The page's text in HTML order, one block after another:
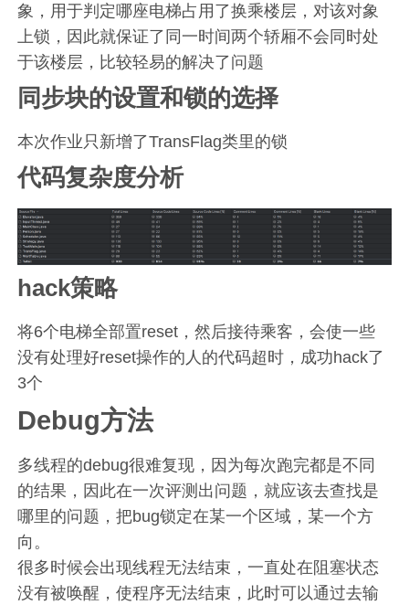
象，用于判定哪座电梯占用了换乘楼层，对该对象
上锁，因此就保证了同一时间两个轿厢不会同时处
于该楼层，比较轻易的解决了问题
同步块的设置和锁的选择
本次作业只新增了TransFlag类里的锁
代码复杂度分析
hack策略
将6个电梯全部置reset，然后接待乘客，会使一些
没有处理好reset操作的人的代码超时，成功hack了
3个
Debug方法
多线程的debug很难复现，因为每次跑完都是不同
的结果，因此在一次评测出问题，就应该去查找是
哪里的问题，把bug锁定在某一个区域，某一个方
向。
很多时候会出现线程无法结束，一直处在阻塞状态
没有被唤醒，使程序无法结束，此时可以通过去输